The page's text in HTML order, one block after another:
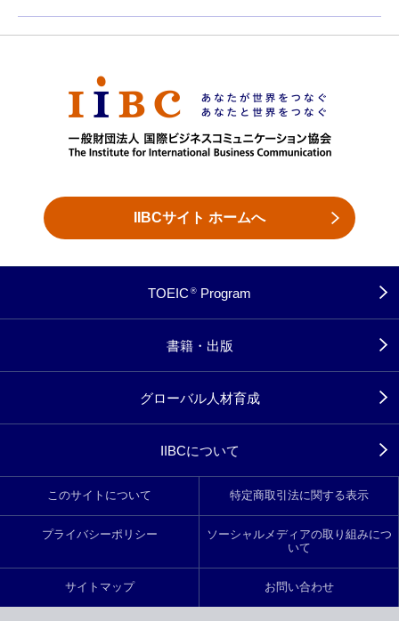
IIBCサイト ホームへ
TOEIC ® Program
書籍・出版
グローバル人材育成
IIBCについて
このサイトについて 特定商取引法に関する表示
プライバシーポリシー
ソーシャルメディアの取り組みにつ
いて
サイトマップ お問い合わせ